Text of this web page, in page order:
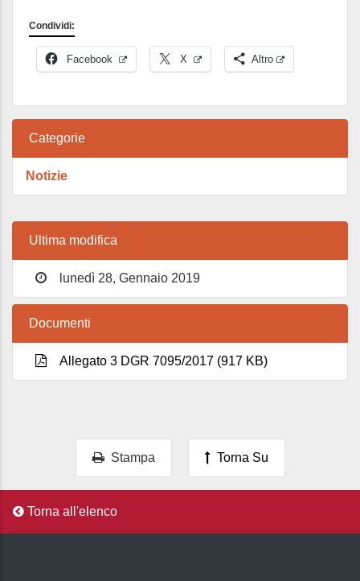
Condividi:
Facebook X Altro
Categorie
Notizie
Ultima modifica
lunedì 28, Gennaio 2019
Documenti
Allegato 3 DGR 7095/2017 (917 KB)
Stampa Torna Su
Torna all'elenco